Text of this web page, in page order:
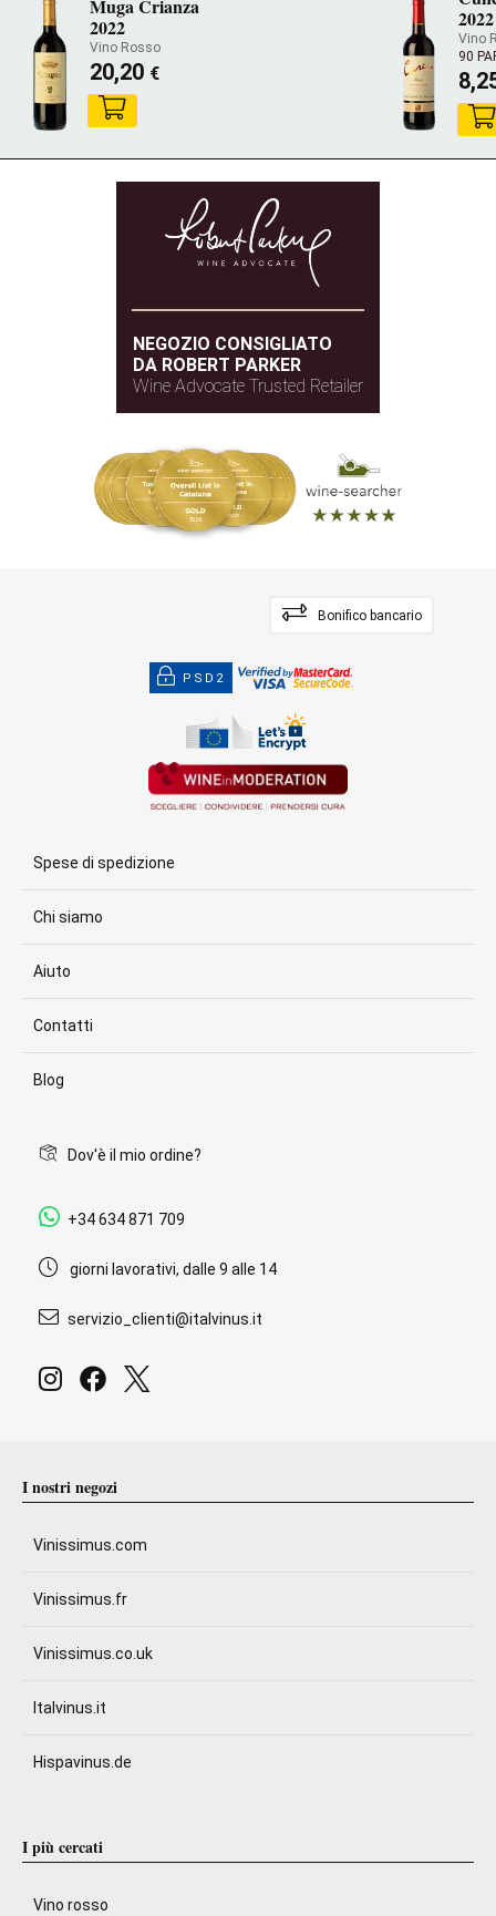
Muga Crianza
2022
Vino Rosso
20,20 €
2022
Vino
90
NEGOZIO CONSIGLIATO
DA ROBERT PARKER
Wine Advocate Trusted Retailer
Bonifico bancario
PSD2
Spese di spedizione
Chi siamo
Aiuto
Contatti
Blog
Dov'è il mio ordine?
+34 634 871 709
giorni lavorativi, dalle 9 alle 14
servizio_clienti@italvinus.it
I nostri negozi
Vinissimus.com
Vinissimus.fr
Vinissimus.co.uk
Italvinus.it
Hispavinus.de
I più cercati
Vino rosso